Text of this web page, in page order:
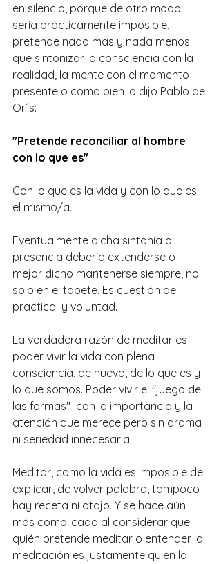
en silencio, porque de otro modo
seria prácticamente imposible,
pretende nada mas y nada menos
que sintonizar la consciencia con la
realidad, la mente con el momento
presente o como bien lo dijo Pablo de
Or´s:
"Pretende reconciliar al hombre
con lo que es"
Con lo que es la vida y con lo que es
el mismo/a.
Eventualmente dicha sintonía o
presencia debería extenderse o
mejor dicho mantenerse siempre, no
solo en el tapete. Es cuestión de
practica  y voluntad.
La verdadera razón de meditar es
poder vivir la vida con plena
consciencia, de nuevo, de lo que es y
lo que somos. Poder vivir el "juego de
las formas"  con la importancia y la
atención que merece pero sin drama
ni seriedad innecesaria.
Meditar, como la vida es imposible de
explicar, de volver palabra, tampoco
hay receta ni atajo. Y se hace aún
más complicado al considerar que
quién pretende meditar o entender la
meditación es justamente quien la